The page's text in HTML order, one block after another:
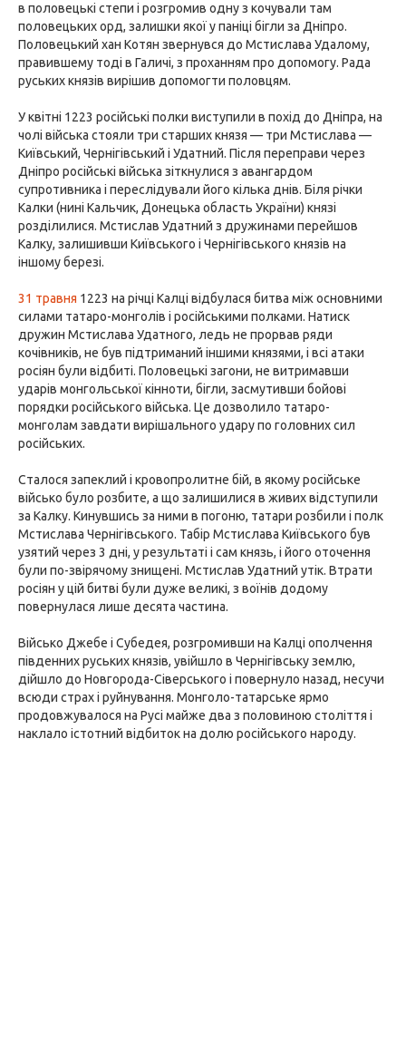
в половецькі степи і розгромив одну з кочували там
половецьких орд, залишки якої у паніці бігли за Дніпро.
Половецький хан Котян звернувся до Мстислава Удалому,
правившему тоді в Галичі, з проханням про допомогу. Рада
руських князів вирішив допомогти половцям.
У квітні 1223 російські полки виступили в похід до Дніпра, на
чолі війська стояли три старших князя — три Мстислава —
Київський, Чернігівський і Удатний. Після переправи через
Дніпро російські війська зіткнулися з авангардом
супротивника і переслідували його кілька днів. Біля річки
Калки (нині Кальчик, Донецька область України) князі
розділилися. Мстислав Удатний з дружинами перейшов
Калку, залишивши Київського і Чернігівського князів на
іншому березі.
31 травня 1223 на річці Калці відбулася битва між основними
силами татаро-монголів і російськими полками. Натиск
дружин Мстислава Удатного, ледь не прорвав ряди
кочівників, не був підтриманий іншими князями, і всі атаки
росіян були відбиті. Половецькі загони, не витримавши
ударів монгольської кінноти, бігли, засмутивши бойові
порядки російського війська. Це дозволило татаро-
монголам завдати вирішального удару по головних сил
російських.
Сталося запеклий і кровопролитне бій, в якому російське
військо було розбите, а що залишилися в живих відступили
за Калку. Кинувшись за ними в погоню, татари розбили і полк
Мстислава Чернігівського. Табір Мстислава Київського був
узятий через 3 дні, у результаті і сам князь, і його оточення
були по-звірячому знищені. Мстислав Удатний утік. Втрати
росіян у цій битві були дуже великі, з воїнів додому
повернулася лише десята частина.
Військо Джебе і Субедея, розгромивши на Калці ополчення
південних руських князів, увійшло в Чернігівську землю,
дійшло до Новгорода-Сіверського і повернуло назад, несучи
всюди страх і руйнування. Монголо-татарське ярмо
продовжувалося на Русі майже два з половиною століття і
наклало істотний відбиток на долю російського народу.